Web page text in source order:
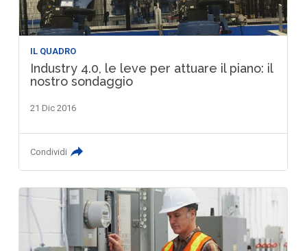
IL QUADRO
Industry 4.0, le leve per attuare il piano: il
nostro sondaggio
21 Dic 2016
Condividi